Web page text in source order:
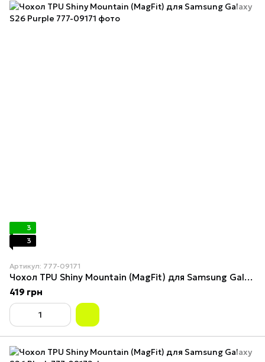
3
3
Артикул: 777-09171
Чохол TPU Shiny Mountain (MagFit) для Samsung Galaxy S26 Purple
419 грн